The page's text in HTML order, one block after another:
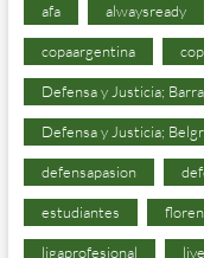
afa alwaysready
copaargentina
Defensa y Justicia;
Defensa y Justicia;
defensapasion
estudiantes
ligaprofesional live